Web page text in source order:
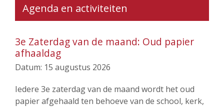
Agenda en activiteiten
3e Zaterdag van de maand: Oud papier
afhaaldag
Datum: 15 augustus 2026
Iedere 3e zaterdag van de maand wordt het oud
papier afgehaald ten behoeve van de school, kerk,